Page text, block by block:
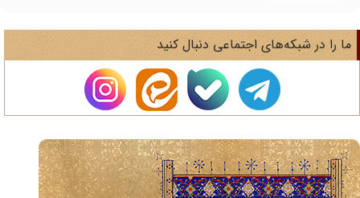
را در شبکه‌های اجتماعی دنبال کنید